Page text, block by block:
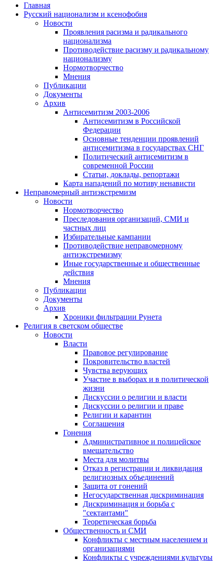
Главная
Русский национализм и ксенофобия
Новости
Проявления расизма и радикального
национализма
Противодействие расизму и радикальному
национализму
Нормотворчество
Мнения
Публикации
Документы
Архив
Антисемитизм 2003-2006
Антисемитизм в Российской
Федерации
Основные тенденции проявлений
антисемитизма в государствах СНГ
Политический антисемитизм в
современной России
Статьи, доклады, репортажи
Карта нападений по мотиву ненависти
Неправомерный антиэкстремизм
Новости
Нормотворчество
Преследования организаций, СМИ и
частных лиц
Избирательные кампании
Противодействие неправомерному
антиэкстремизму
Иные государственные и общественные
действия
Мнения
Публикации
Документы
Архив
Хроники фильтрации Рунета
Религия в светском обществе
Новости
Власти
Правовое регулирование
Покровительство властей
Чувства верующих
Участие в выборах и в политической
жизни
Дискуссии о религии и власти
Дискуссии о религии и праве
Религии и карантин
Соглашения
Гонения
Административное и полицейское
вмешательство
Места для молитвы
Отказ в регистрации и ликвидация
религиозных объединений
Защита от гонений
Негосударственная дискриминация
Дискриминация и борьба с
"сектантами"
Теоретическая борьба
Общественность и СМИ
Конфликты с местным населением и
организациями
Конфликты с учреждениями культуры